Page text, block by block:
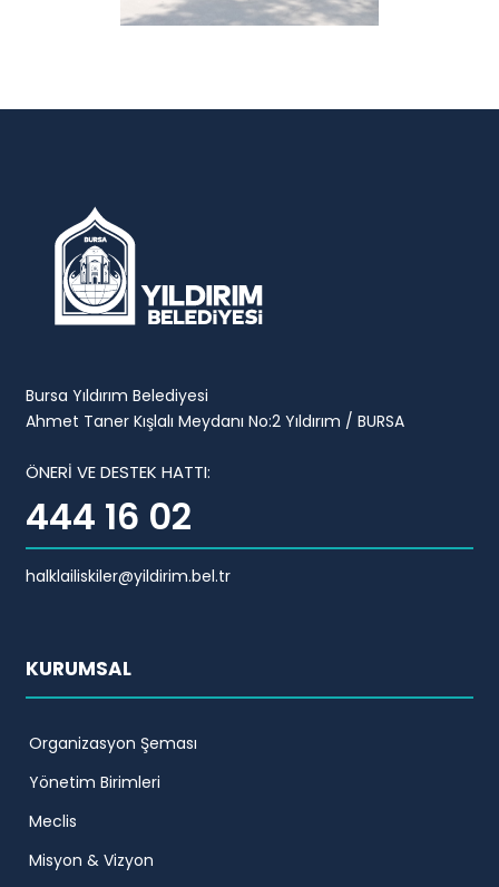
Bursa Yıldırım Belediyesi
Ahmet Taner Kışlalı Meydanı No:2 Yıldırım / BURSA
ÖNERİ VE DESTEK HATTI:
444 16 02
halklailiskiler@yildirim.bel.tr
KURUMSAL
Organizasyon Şeması
Yönetim Birimleri
Meclis
Misyon & Vizyon